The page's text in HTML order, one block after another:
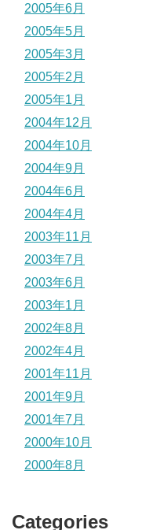
2005年6月
2005年5月
2005年3月
2005年2月
2005年1月
2004年12月
2004年10月
2004年9月
2004年6月
2004年4月
2003年11月
2003年7月
2003年6月
2003年1月
2002年8月
2002年4月
2001年11月
2001年9月
2001年7月
2000年10月
2000年8月
Categories